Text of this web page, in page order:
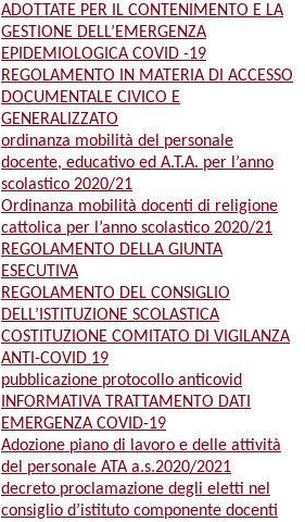
ADOTTATE PER IL CONTENIMENTO E LA
GESTIONE DELL’EMERGENZA
EPIDEMIOLOGICA COVID -19
REGOLAMENTO IN MATERIA DI ACCESSO
DOCUMENTALE CIVICO E
GENERALIZZATO
ordinanza mobilità del personale
docente, educativo ed A.T.A. per l’anno
scolastico 2020/21
Ordinanza mobilità docenti di religione
cattolica per l’anno scolastico 2020/21
REGOLAMENTO DELLA GIUNTA
ESECUTIVA
REGOLAMENTO DEL CONSIGLIO
DELL’ISTITUZIONE SCOLASTICA
COSTITUZIONE COMITATO DI VIGILANZA
ANTI-COVID 19
pubblicazione protocollo anticovid
INFORMATIVA TRATTAMENTO DATI
EMERGENZA COVID-19
Adozione piano di lavoro e delle attività
del personale ATA a.s.2020/2021
decreto proclamazione degli eletti nel
consiglio d’istituto componente docenti